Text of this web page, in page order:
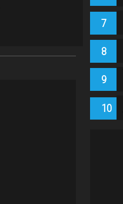
7
8
9
10